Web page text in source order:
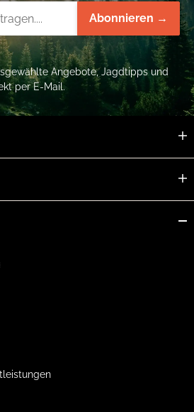
Abonnieren →
Angebote, Jagdtipps und
per E-Mail.